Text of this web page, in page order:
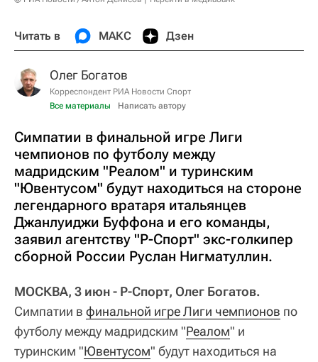
Читать в МАКС Дзен
Олег Богатов
Корреспондент РИА Новости Спорт
Все материалы
Написать автору
Симпатии в финальной игре Лиги
чемпионов по футболу между
мадридским "Реалом" и туринским
"Ювентусом" будут находиться на стороне
легендарного вратаря итальянцев
Джанлуиджи Буффона и его команды,
заявил агентству "Р-Спорт" экс-голкипер
сборной России Руслан Нигматуллин.
МОСКВА, 3 июн - Р-Спорт, Олег Богатов.
Симпатии в финальной игре Лиги чемпионов по
футболу между мадридским "Реалом" и
туринским "Ювентусом" будут находиться на